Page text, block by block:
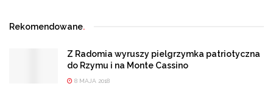
Rekomendowane.
Z Radomia wyruszy pielgrzymka patriotyczna
do Rzymu i na Monte Cassino
8 MAJA 2018